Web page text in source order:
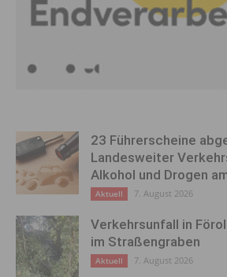
23 Führerscheine
Landesweiter
Alkohol und Drogen
Aktuell 7. August 2026
Verkehrsunfall in
im Straßengraben
Aktuell 7. August 2026